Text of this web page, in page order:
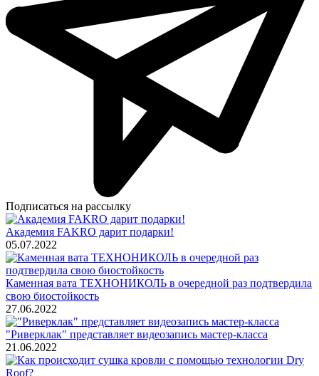
Подписаться на рассылку
Академия FAKRO дарит подарки!
05.07.2022
Каменная вата ТЕХНОНИКОЛЬ в очередной раз подтвердила
свою биостойкость
27.06.2022
"Риверклак" представляет видеозапись мастер-класса
21.06.2022